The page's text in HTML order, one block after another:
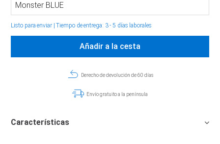
Listo para enviar |Tiempo de entrega: 3 - 5 días laborales
Añadir a la cesta
Derecho de devolución de 60 días
Envío gratuito a la península
Características